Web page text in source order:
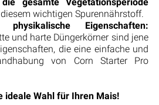
wichtigen Spurennährstoff.
physikalische Eigenschaften:
und harte Düngerkörner sind jene
die eine einfache und
von Corn Starter Pro
ideale Wahl für Ihren Mais!